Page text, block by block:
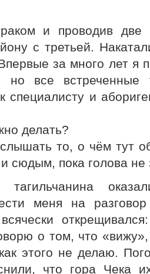
и проводив две
с третьей.
за много лет я
но все
специалисту и
делать?
то, о чём тут
сюдым, пока голова не
меня на
о том, что
этого не делаю.
что гора Чека